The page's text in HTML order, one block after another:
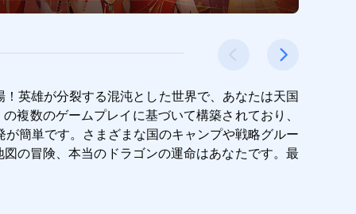
英雄が分裂する混沌とした世界で、あなたは天国
複数のゲームプレイに基づいて構築されており、
簡単です。さまざまな国のキャンプや戦略グルー
の冒険、本当のドラゴンの運命はあなたです。最